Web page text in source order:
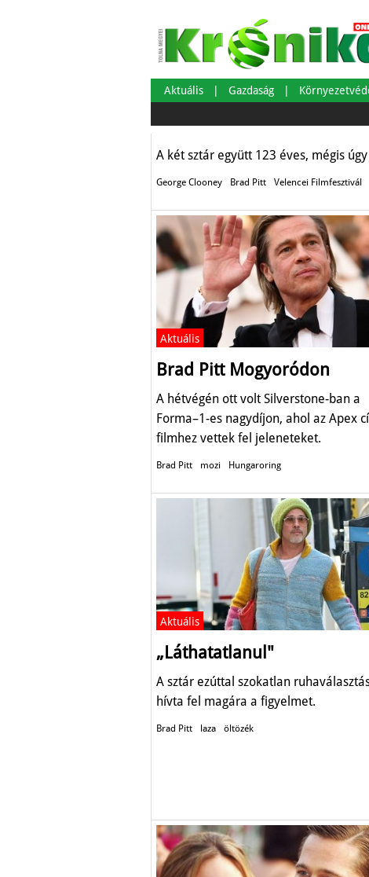
Aktuális Gazdaság
A két srác
Aktuális
A két sztár együtt 123 éves, mégis
George Clooney Brad Pitt Velencei Filmfesztivál
Aktuális
Brad Pitt Mogyoródon
A hétvégén ott volt Silverstone-ban a
Forma–1-es nagydíjon, ahol az Apex
filmhez vettek fel jeleneteket.
Brad Pitt mozi Hungaroring
Aktuális
„Láthatatlanul"
A sztár ezúttal szokatlan
hívta fel magára a figyelmet.
Brad Pitt laza öltözék